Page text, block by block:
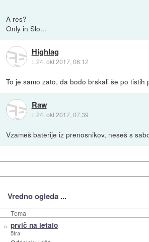
A res?
Only in Slo...
Highlag
::24. okt 2017, 06:12
To je samo zato, da bodo brskali še po tistih
Raw
::24. okt 2017, 07:39
Vzameš baterije iz prenosnikov, neseš s
Vredno ogleda ...
Tema
» prvič na letalo
5tra